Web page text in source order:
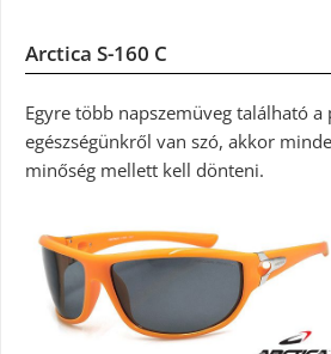
Arctica S-160 C
Egyre több napszemüveg található
egészségünkről van szó, akkor
minőség mellett kell dönteni.